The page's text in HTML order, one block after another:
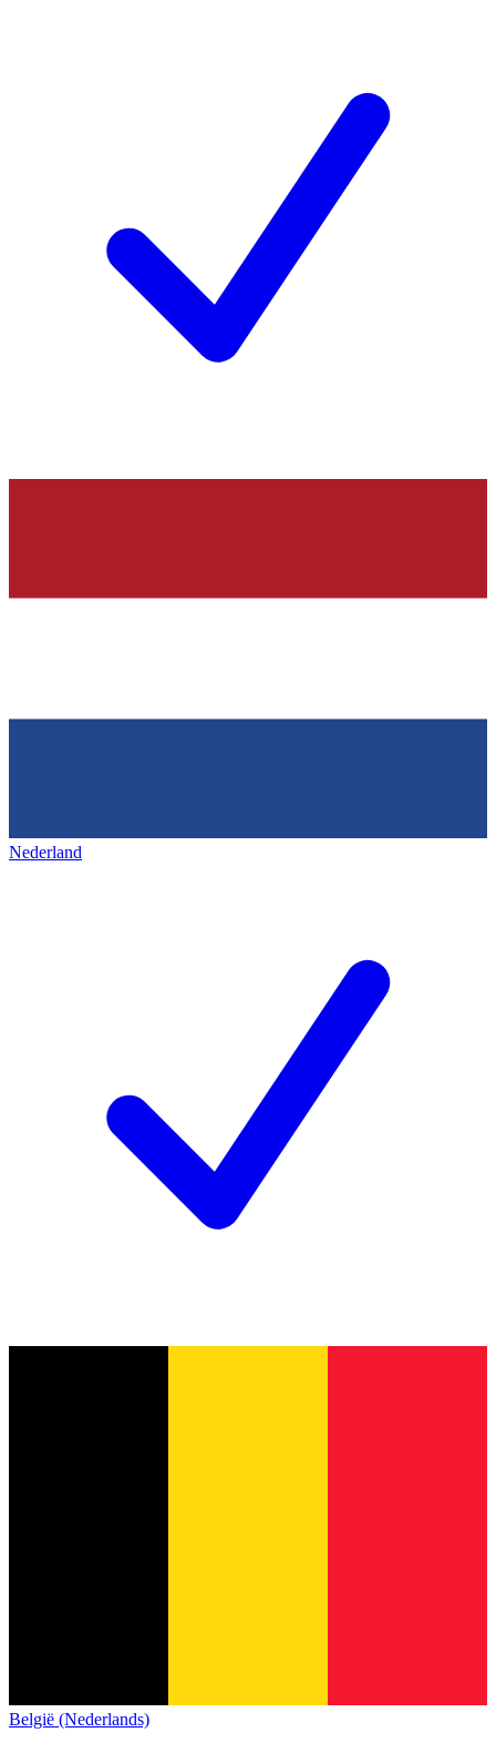
Nederland
België (Nederlands)